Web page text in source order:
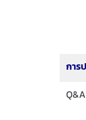
การ
Q&A